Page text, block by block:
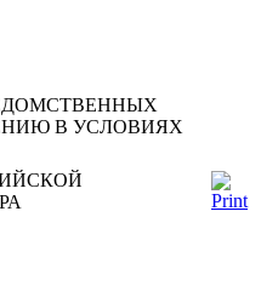
В УСЛОВИЯХ